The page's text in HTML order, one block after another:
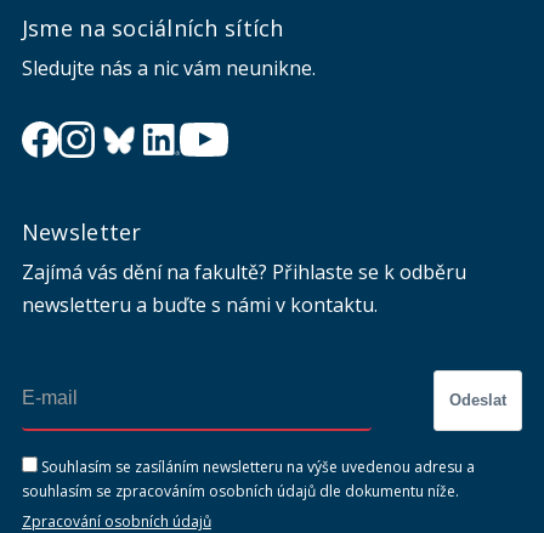
Jsme na sociálních sítích
Sledujte nás a nic vám neunikne.
Newsletter
Zajímá vás dění na fakultě? Přihlaste se k odběru
newsletteru a buďte s námi v kontaktu.
Odeslat
Souhlasím se zasíláním newsletteru na výše uvedenou adresu a
souhlasím se zpracováním osobních údajů dle dokumentu níže.
Zpracování osobních údajů